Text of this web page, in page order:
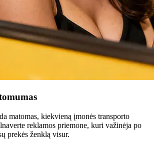
matomas, kiekvieną įmonės transporto
reklamos priemone, kuri važinėja po
prekės ženklą visur.